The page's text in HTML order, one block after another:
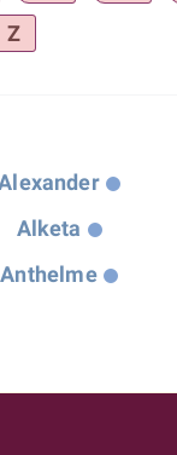
Z
Alketa
Anthelme